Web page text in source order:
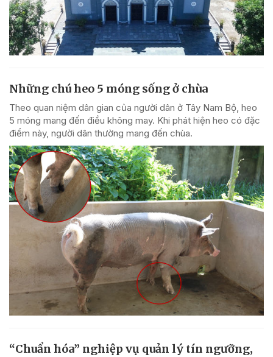
Những chú heo 5 móng sống ở chùa
Theo quan niệm dân gian của người dân ở Tây Nam Bộ, heo
5 móng mang đến điều không may. Khi phát hiện heo có đặc
điểm này, người dân thường mang đến chùa.
“Chuẩn hóa” nghiệp vụ quản lý tín ngưỡng,